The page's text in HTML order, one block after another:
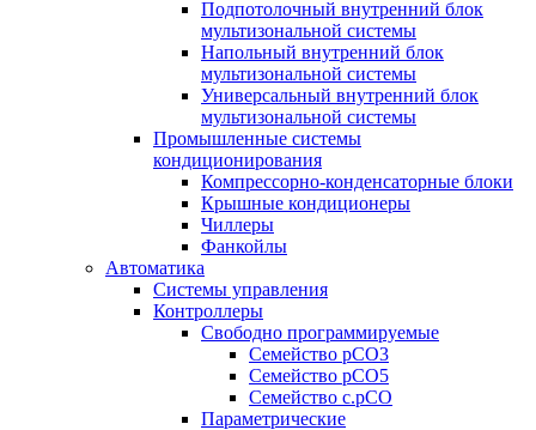
Подпотолочный внутренний блок
мультизональной системы
Напольный внутренний блок
мультизональной системы
Универсальный внутренний блок
мультизональной системы
Промышленные системы
кондиционирования
Компрессорно-конденсаторные блоки
Крышные кондиционеры
Чиллеры
Фанкойлы
Автоматика
Системы управления
Контроллеры
Свободно программируемые
Семейство pCO3
Семейство pCO5
Семейство c.pCO
Параметрические